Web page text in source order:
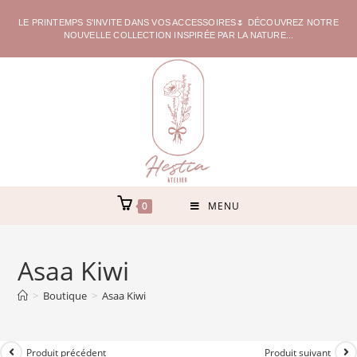
LE PRINTEMPS S'INVITE DANS VOS ACCESSOIRES🌷 DÉCOUVREZ NOTRE
NOUVELLE COLLECTION INSPIRÉE PAR LA NATURE...
0 MENU
Asaa Kiwi
> Boutique > Asaa Kiwi
Produit précédent Produit suivant